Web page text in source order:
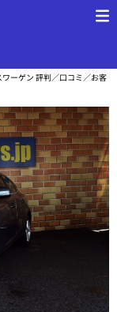
ーゲン 評判／口コミ／お客